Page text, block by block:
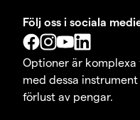
Följ oss i sociala
Optioner är
med dessa
förlust av pengar.